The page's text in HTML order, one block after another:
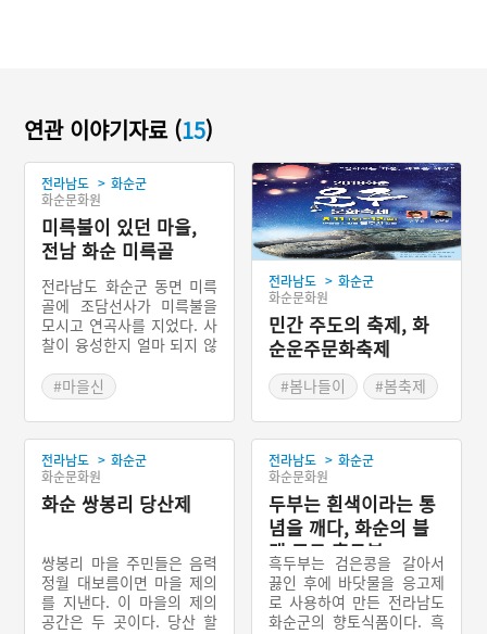
연관 이야기자료 (15)
전라남도 > 화순군
화순문화원
미륵불이 있던 마을,
전남 화순 미륵골
전라남도 화순군 동면 미륵
골에 조담선사가 미륵불을
모시고 연곡사를 지었다. 사
찰이 융성한지 얼마 되지 않
미륵불이 내려다보이는 마
을에는 역귀가 나타나서 전
염병을 퍼트리고 부녀자를
음탕하게 한다는 소문이 났
다. 이 괴담은 미륵골에까지
전해져 마을 사람들은 미륵
불을 뒤로 넘어뜨렸다. 그
후 스님들도 떠나고 절은 폐
미륵부처가 있던 마을이라
하여 미륵골이라 불렀다.
#마을신
전라남도 > 화순군
화순문화원
민간 주도의 축제, 화
순운주문화축제
#봄나들이 #봄축제
전라남도 > 화순군
화순문화원
화순 쌍봉리 당산제
쌍봉리 마을 주민들은 음력
정월 대보름이면 마을 제의
를 지낸다. 이 마을의 제의
공간은 두 곳이다. 당산 할
전라남도 > 화순군
화순문화원
두부는 흰색이라는 통
념을 깨다, 화순의 블
랙 푸드 흑두부
흑두부는 검은콩을 갈아서
끓인 후에 바닷물을 응고제
로 사용하여 만든 전라남도
화순군의 향토식품이다. 흑